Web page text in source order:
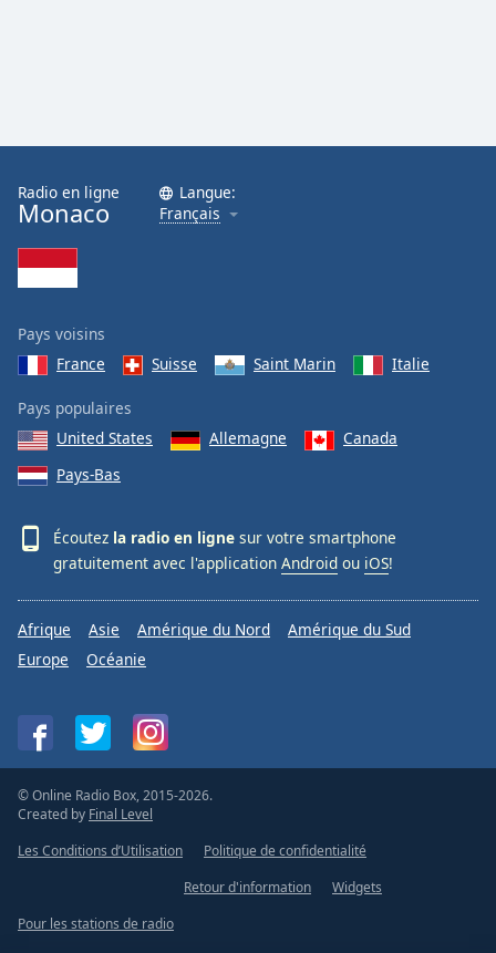
Radio en ligne
Monaco
Langue:
Français
Pays voisins
France
Suisse Saint Marin Italie
Pays populaires
United States
Allemagne
Canada
Pays-Bas
Écoutez la radio en ligne sur votre smartphone
gratuitement avec l'application Android ou iOS!
Afrique Asie Amérique du Nord
Amérique du Sud
Europe
Océanie
© Online Radio Box, 2015-2026.
Created by Final Level
Les Conditions d’Utilisation
Politique de confidentialité
Retour d'information
Widgets
Pour les stations de radio